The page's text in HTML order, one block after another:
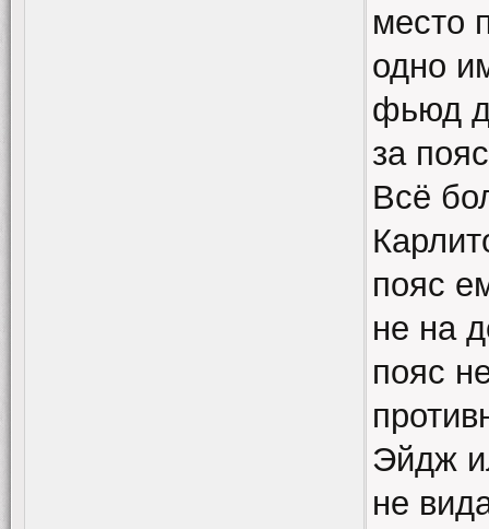
место
одно
фьюд
за
Всё
пояс
не на
пояс
Эйдж
не